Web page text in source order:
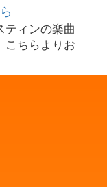
ティンの楽曲
こちらよりお